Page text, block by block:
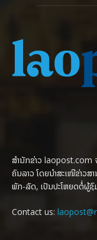
ສຳນັກຂ່າວ laopost.com ຈ
ຄົນລາວ ໂດຍນຳສະເໜີຂ່າວສ
ພັກ-ລັດ, ເປັນປະໂຫຍດຕໍ່ຜູ້ຊົ
Contact us: